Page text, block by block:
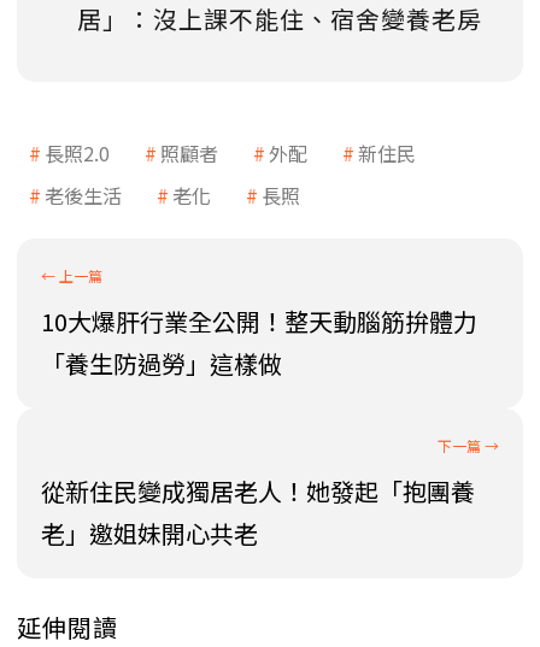
居」：沒上課不能住、宿舍變養老房
長照2.0 照顧者 外配
新住民
老後生活
老化 長照
10大爆肝行業全公開！整天動腦筋拚體力
「養生防過勞」這樣做
從新住民變成獨居老人！她發起「抱團養
老」邀姐妹開心共老
延伸閱讀